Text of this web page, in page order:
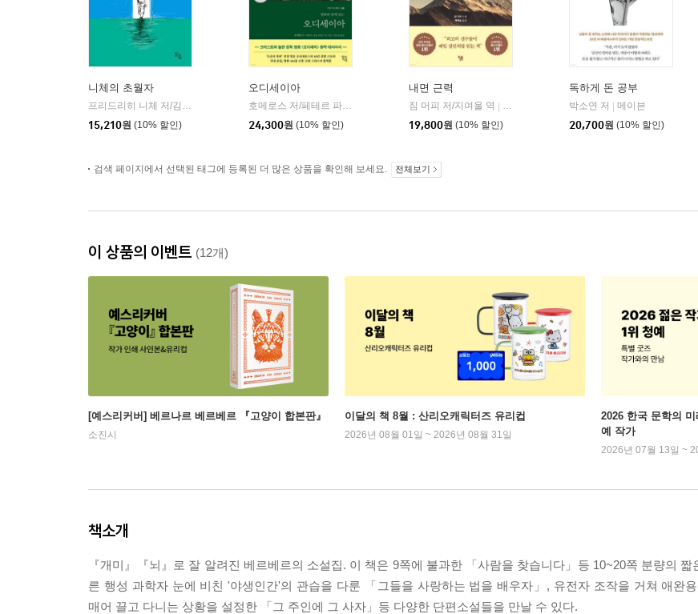
니체의 초월자
프리드리히 니체 저/김철 편역
15,210원 (10% 할인)
오디세이아
호메로스 저/페테르 파울 루벤스 그림/박문재 역 | 현대지성
24,300원 (10% 할인)
내면 근력
짐 머피 저/지여울 역
윌북(willbook)
19,800원 (10% 할인)
독하게 돈 공부
박소연 저
메이븐
20,700원 (10% 할인)
검색 페이지에서 선택된 태그에 등록된 더 많은 상품을 확인해 보세요. 전체보기
이 상품의 이벤트 (12개)
[예스리커버] 베르나르 베르베르 『고양이 합본판』
소진시
이달의 책 8월 : 산리오캐릭터즈 유리컵
2026년 08월 01일 ~ 2026년 08월 31일
2026 한국 문학의
예 작가
2026년 07월 13일 ~
책소개
『개미』『뇌』로 잘 알려진 베르베르의 소설집. 이 책은 9쪽에 불과한 「사람을 찾습니다」등 10~20쪽 분량의
른 행성 과학자 눈에 비친 '야생인간'의 관습을 다룬 「그들을 사랑하는 법을 배우자」, 유전자 조작을 거쳐 애완
매어 끌고 다니는 상황을 설정한 「그 주인에 그 사자」등 다양한 단편소설들을 만날 수 있다.